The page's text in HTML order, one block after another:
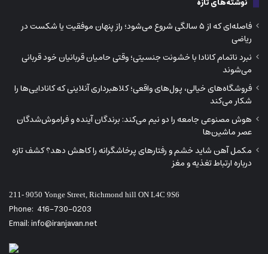
فاصله‌ای که از ۵ سالگی شروع می‌شود؛ راز پنهان موفقیت یا شکست در
ریاضی
نبرد ناتمام کانادا با خشونت جنسیتی؛ وقتی حامیان قربانیان خود قربانی
می‌شوند
فروشگاه‌های خیالی، پول‌های واقعی؛ کلاهبرداری آنلاینی که کانادایی‌ها را
شکار می‌کند
هوش مصنوعی جامعه را دو نیم می‌کند: برندگان آینده و فراموش‌شدگان
عصر ماشین‌ها
مکمل آهن شاید خشم و رفتارهای پرخاشگرانه را کاهش دهد؟ کشف تازه
درباره ارتباط تغذیه و مغز
211- 9050 Yonge Street, Richmond hill ON L4C 9S6
Phone: 416-730-0203
Email: info@iranjavan.net